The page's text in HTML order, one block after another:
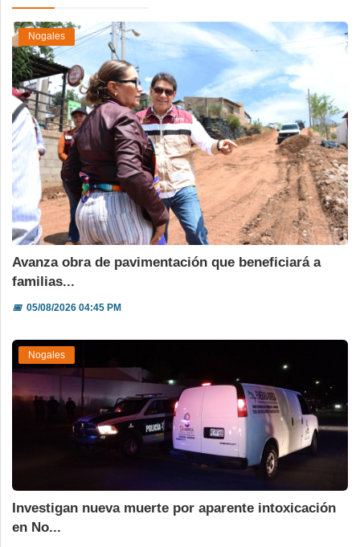
Nogales
Avanza obra de pavimentación que beneficiará a
familias...
📅05/08/2026 04:45 PM
Nogales
Investigan nueva muerte por aparente intoxicación
en No...